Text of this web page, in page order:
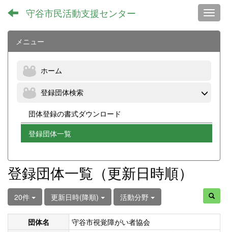
守谷市民活動支援センター
メニュー
ホーム
登録団体検索
団体登録の書式ダウンロード
登録団体一覧
登録団体一覧（更新日時順）
20件 更新日時(降順) 活動分野
団体名
守谷市視覚障がい者協会